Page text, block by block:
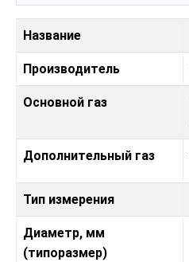
Название
Производитель
Основной газ
Дополнительный газ
Тип измерения
Диаметр, мм
(типоразмер)